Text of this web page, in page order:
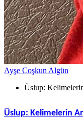
Ayşe Coşkun Algün
Üslup:
Üslup: Kelimelerin